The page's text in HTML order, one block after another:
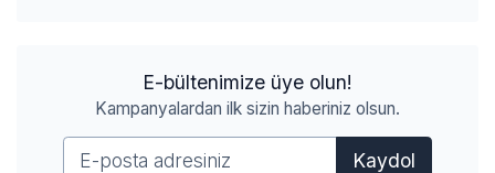
E-bültenimize üye olun!
Kampanyalardan ilk sizin haberiniz olsun.
Kaydol